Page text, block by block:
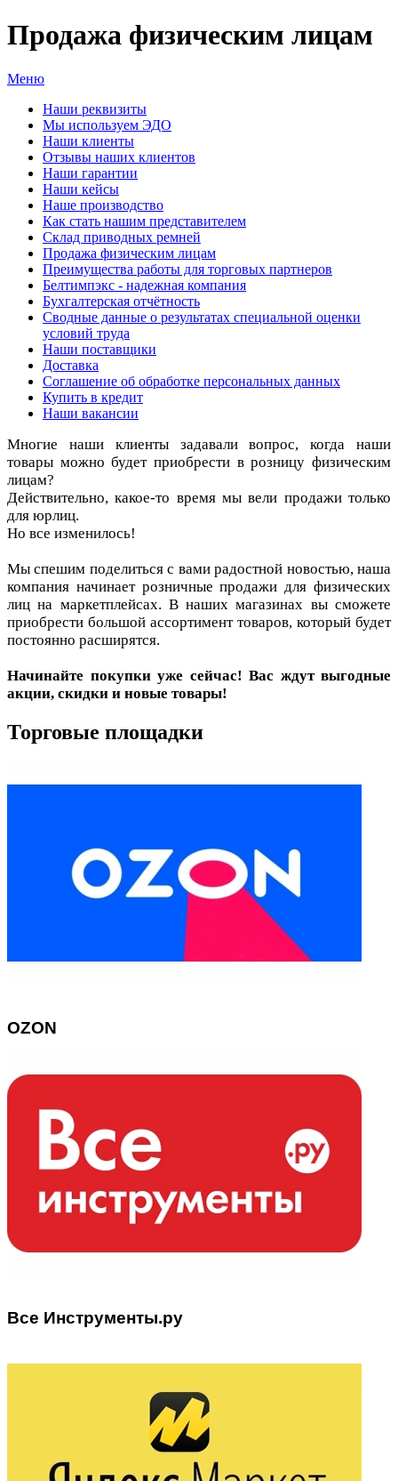
Продажа физическим лицам
Меню
Наши реквизиты
Мы используем ЭДО
Наши клиенты
Отзывы наших клиентов
Наши гарантии
Наши кейсы
Наше производство
Как стать нашим представителем
Склад приводных ремней
Продажа физическим лицам
Преимущества работы для торговых партнеров
Белтимпэкс - надежная компания
Бухгалтерская отчётность
Сводные данные о результатах специальной оценки
условий труда
Наши поставщики
Доставка
Соглашение об обработке персональных данных
Купить в кредит
Наши вакансии
Многие наши клиенты задавали вопрос, когда наши
товары можно будет приобрести в розницу физическим
лицам?
Действительно, какое-то время мы вели продажи только
для юрлиц.
Но все изменилось!
Мы спешим поделиться с вами радостной новостью, наша
компания начинает розничные продажи для физических
лиц на маркетплейсах. В наших магазинах вы сможете
приобрести большой ассортимент товаров, который будет
постоянно расширятся.
Начинайте покупки уже сейчас! Вас ждут выгодные
акции, скидки и новые товары!
Торговые площадки
OZON
Все Инструменты.ру